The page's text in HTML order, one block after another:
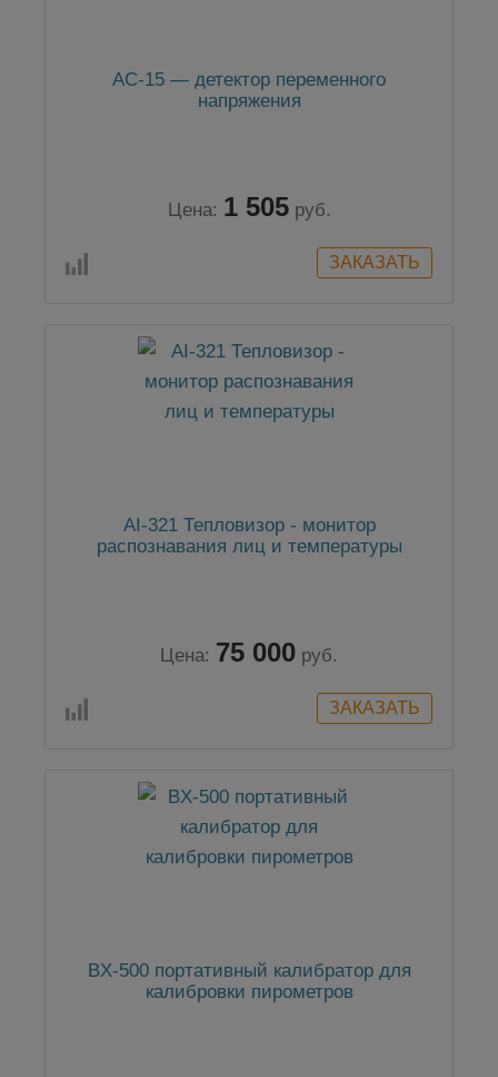
AC-15 — детектор переменного
напряжения
Цена: 1 505 руб.
AI-321 Тепловизор - монитор
распознавания лиц и температуры
Цена: 75 000 руб.
BX-500 портативный калибратор для
калибровки пирометров